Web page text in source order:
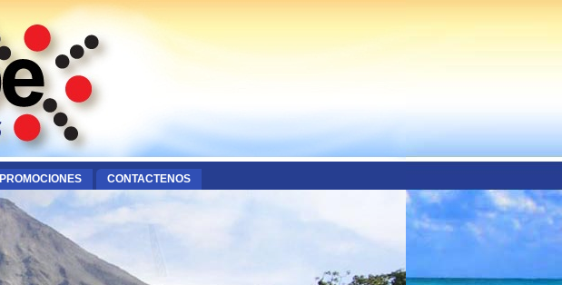
PROMOCIONES CONTACTENOS